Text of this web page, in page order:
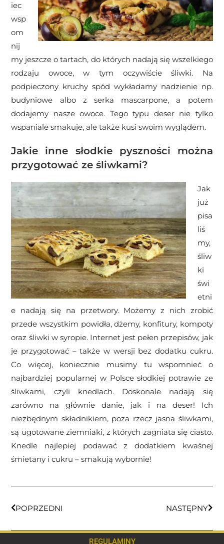
iec
wsp
om
nij
my jeszcze o tartach, do których nadają się wszelkiego
rodzaju owoce, w tym oczywiście śliwki. Na
podpieczony kruchy spód wykładamy nadzienie np.
budyniowe albo z serka mascarpone, a potem
dodajemy nasze owoce. Tego typu deser nie tylko
wspaniale smakuje, ale także kusi swoim wyglądem.
Jakie inne słodkie pyszności można
przygotować ze śliwkami?
Jak
już
pisa
liś
my,
śliw
ki
świ
etni
e nadają się na przetwory. Możemy z nich zrobić
przede wszystkim powidła, dżemy, konfitury, kompoty
oraz śliwki w syropie. Internet jest pełen przepisów, jak
je przygotować – także w wersji bez dodatku cukru.
Co więcej, koniecznie musimy tu wspomnieć o
najbardziej popularnej w Polsce słodkiej potrawie ze
śliwkami, czyli knedlach. Doskonale nadają się
zarówno na głównie danie, jak i na deser! Ich
niezbędnym składnikiem, poza rzecz jasna śliwkami,
są ugotowane ziemniaki, z których zagniata się ciasto.
Knedle najlepiej podawać z dodatkiem kwaśnej
śmietany i cukru – smakują wybornie!
POPRZEDNI NASTĘPNY
REGULAMINY